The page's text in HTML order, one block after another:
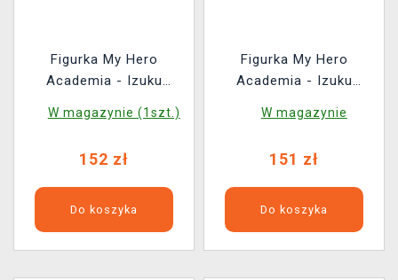
Figurka My Hero
Academia - Izuku
(Banpresto)
W magazynie (1szt.)
152 zł
Do koszyka
Figurka My Hero
Academia - Izuku
W magazynie
151 zł
Do koszyka